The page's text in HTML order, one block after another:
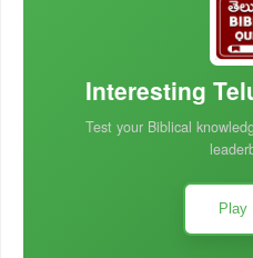
Interesting
Test your Biblical
Play